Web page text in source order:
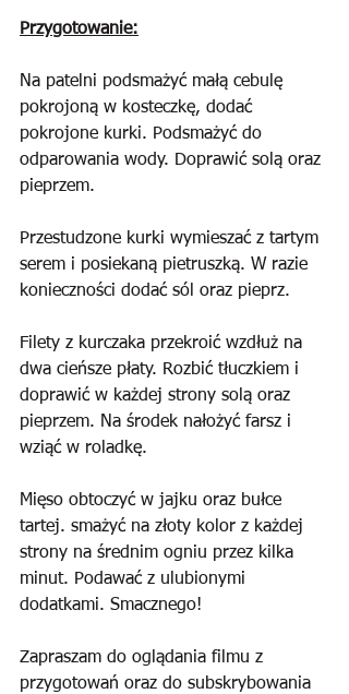
Przygotowanie:
Na patelni podsmażyć małą cebulę
pokrojoną w kosteczkę, dodać
pokrojone kurki. Podsmażyć do
odparowania wody. Doprawić solą oraz
pieprzem.
Przestudzone kurki wymieszać z tartym
serem i posiekaną pietruszką. W razie
konieczności dodać sól oraz pieprz.
Filety z kurczaka przekroić wzdłuż na
dwa cieńsze płaty. Rozbić tłuczkiem i
doprawić w każdej strony solą oraz
pieprzem. Na środek nałożyć farsz i
wziąć w roladkę.
Mięso obtoczyć w jajku oraz bułce
tartej. smażyć na złoty kolor z każdej
strony na średnim ogniu przez kilka
minut. Podawać z ulubionymi
dodatkami. Smacznego!
Zapraszam do oglądania filmu z
przygotowań oraz do subskrybowania